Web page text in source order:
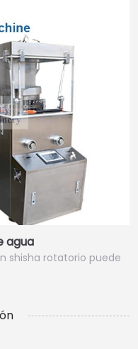
agua
shisha rotatorio puede